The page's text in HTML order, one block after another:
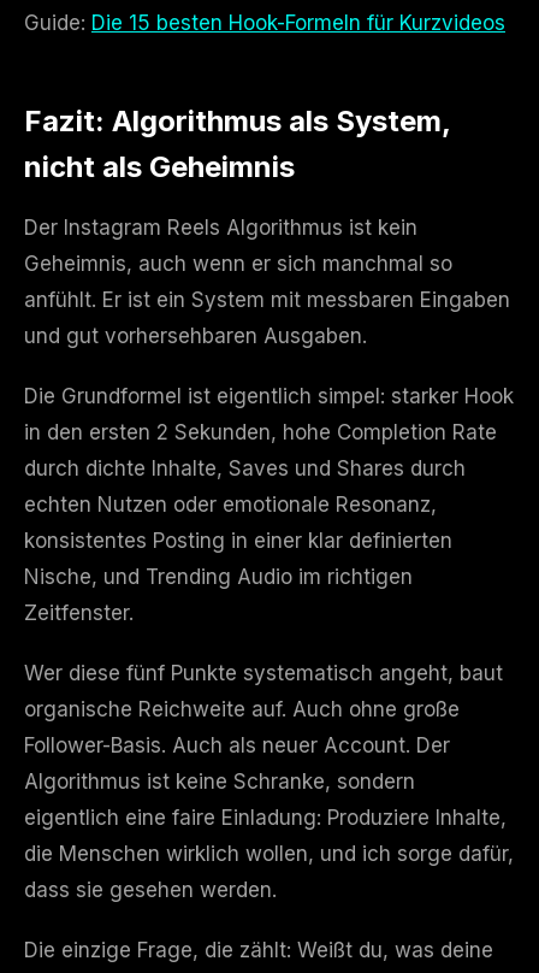
Guide: Die 15 besten Hook-Formeln für Kurzvideos
Fazit: Algorithmus als System,
nicht als Geheimnis
Der Instagram Reels Algorithmus ist kein
Geheimnis, auch wenn er sich manchmal so
anfühlt. Er ist ein System mit messbaren Eingaben
und gut vorhersehbaren Ausgaben.
Die Grundformel ist eigentlich simpel: starker Hook
in den ersten 2 Sekunden, hohe Completion Rate
durch dichte Inhalte, Saves und Shares durch
echten Nutzen oder emotionale Resonanz,
konsistentes Posting in einer klar definierten
Nische, und Trending Audio im richtigen
Zeitfenster.
Wer diese fünf Punkte systematisch angeht, baut
organische Reichweite auf. Auch ohne große
Follower-Basis. Auch als neuer Account. Der
Algorithmus ist keine Schranke, sondern
eigentlich eine faire Einladung: Produziere Inhalte,
die Menschen wirklich wollen, und ich sorge dafür,
dass sie gesehen werden.
Die einzige Frage, die zählt: Weißt du, was deine